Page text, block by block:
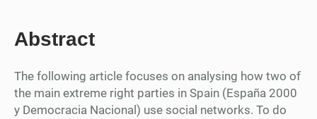
Abstract
The following article focuses on analysing how two of
the main extreme right parties in Spain (España 2000
y Democracia Nacional) use social networks. To do